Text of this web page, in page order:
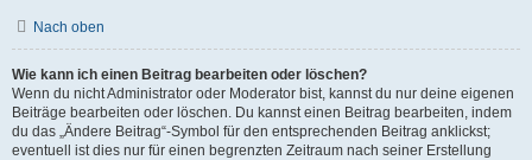
Nach oben
Wie kann ich einen Beitrag bearbeiten oder löschen?
Wenn du nicht Administrator oder Moderator bist, kannst du nur deine eigenen
Beiträge bearbeiten oder löschen. Du kannst einen Beitrag bearbeiten, indem
du das „Ändere Beitrag“-Symbol für den entsprechenden Beitrag anklickst;
eventuell ist dies nur für einen begrenzten Zeitraum nach seiner Erstellung